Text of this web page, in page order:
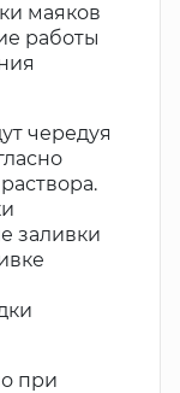
маяков
работы
чередуя
заливки
при